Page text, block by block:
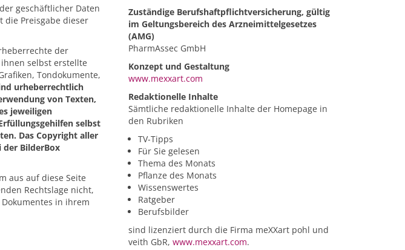
geschäftlicher Daten
die Preisgabe dieser
der
selbst erstellte
Tondokumente,
urheberrechtlich
von Texten,
jeweiligen
selbst
Das Copyright aller
der BilderBox
aus auf diese Seite
Rechtslage nicht,
in ihrem
Zuständige Berufshaftpflichtversicherung, gültig
im Geltungsbereich des Arzneimittelgesetzes
(AMG)
PharmAssec GmbH
Konzept und Gestaltung
www.mexxart.com
Redaktionelle Inhalte
Sämtliche redaktionelle Inhalte der Homepage in
den Rubriken
TV-Tipps
Für Sie gelesen
Thema des Monats
Pflanze des Monats
Wissenswertes
Ratgeber
Berufsbilder
sind lizenziert durch die Firma meXXart pohl und
veith GbR, www.mexxart.com.